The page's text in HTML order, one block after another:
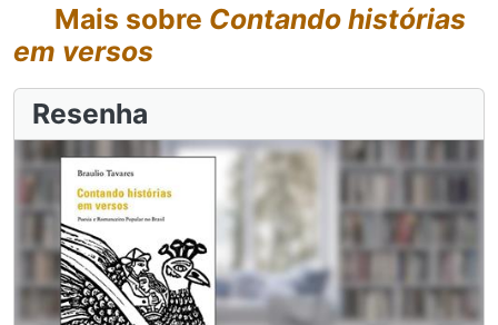
Mais sobre Contando histórias
em versos
Resenha